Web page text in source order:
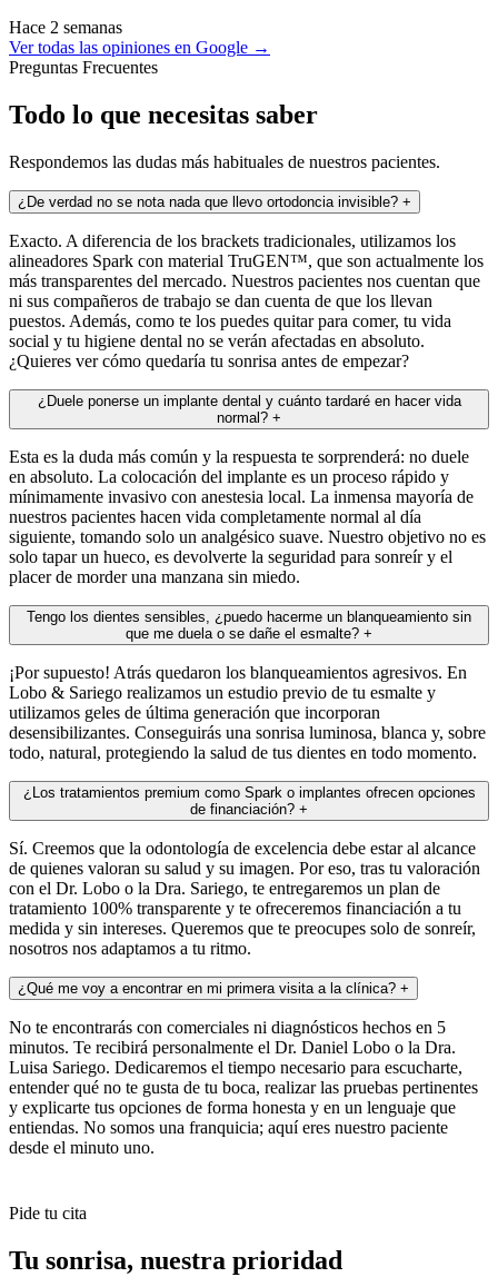
Hace 2 semanas
Ver todas las opiniones en Google →
Preguntas Frecuentes
Todo lo que necesitas saber
Respondemos las dudas más habituales de nuestros pacientes.
¿De verdad no se nota nada que llevo ortodoncia invisible? +
Exacto. A diferencia de los brackets tradicionales, utilizamos los
alineadores Spark con material TruGEN™, que son actualmente los
más transparentes del mercado. Nuestros pacientes nos cuentan que
ni sus compañeros de trabajo se dan cuenta de que los llevan
puestos. Además, como te los puedes quitar para comer, tu vida
social y tu higiene dental no se verán afectadas en absoluto.
¿Quieres ver cómo quedaría tu sonrisa antes de empezar?
¿Duele ponerse un implante dental y cuánto tardaré en hacer vida
normal? +
Esta es la duda más común y la respuesta te sorprenderá: no duele
en absoluto. La colocación del implante es un proceso rápido y
mínimamente invasivo con anestesia local. La inmensa mayoría de
nuestros pacientes hacen vida completamente normal al día
siguiente, tomando solo un analgésico suave. Nuestro objetivo no es
solo tapar un hueco, es devolverte la seguridad para sonreír y el
placer de morder una manzana sin miedo.
Tengo los dientes sensibles, ¿puedo hacerme un blanqueamiento sin
que me duela o se dañe el esmalte? +
¡Por supuesto! Atrás quedaron los blanqueamientos agresivos. En
Lobo & Sariego realizamos un estudio previo de tu esmalte y
utilizamos geles de última generación que incorporan
desensibilizantes. Conseguirás una sonrisa luminosa, blanca y, sobre
todo, natural, protegiendo la salud de tus dientes en todo momento.
¿Los tratamientos premium como Spark o implantes ofrecen opciones
de financiación? +
Sí. Creemos que la odontología de excelencia debe estar al alcance
de quienes valoran su salud y su imagen. Por eso, tras tu valoración
con el Dr. Lobo o la Dra. Sariego, te entregaremos un plan de
tratamiento 100% transparente y te ofreceremos financiación a tu
medida y sin intereses. Queremos que te preocupes solo de sonreír,
nosotros nos adaptamos a tu ritmo.
¿Qué me voy a encontrar en mi primera visita a la clínica? +
No te encontrarás con comerciales ni diagnósticos hechos en 5
minutos. Te recibirá personalmente el Dr. Daniel Lobo o la Dra.
Luisa Sariego. Dedicaremos el tiempo necesario para escucharte,
entender qué no te gusta de tu boca, realizar las pruebas pertinentes
y explicarte tus opciones de forma honesta y en un lenguaje que
entiendas. No somos una franquicia; aquí eres nuestro paciente
desde el minuto uno.
Pide tu cita
Tu sonrisa, nuestra prioridad